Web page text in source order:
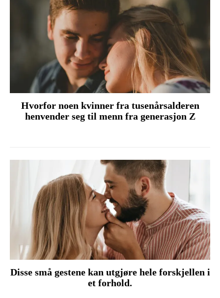
Hvorfor noen kvinner fra tusenårsalderen
henvender seg til menn fra generasjon Z
Disse små gestene kan utgjøre hele forskjellen i
et forhold.